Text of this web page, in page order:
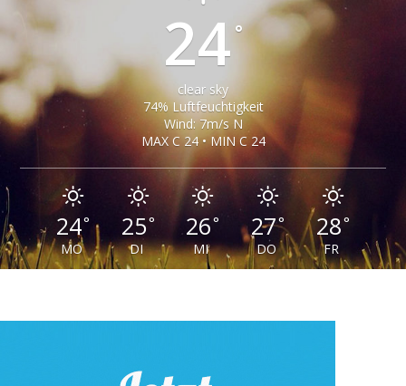
24 °
clear sky
74% Luftfeuchtigkeit
Wind: 7m/s N
MAX C 24 • MIN C 24
24°
MO
25°
DI
26°
MI
27°
DO
28°
FR